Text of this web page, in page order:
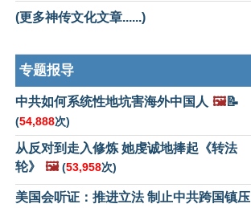
(更多神传文化文章......)
专题报导
中共如何系统性地坑害海外中国人 🖼️📝
(54,888次)
从反对到走入修炼 她虔诚地捧起《转法
轮》
🖼️ (53,958次)
美国会听证：推进立法 制止中共跨国镇压